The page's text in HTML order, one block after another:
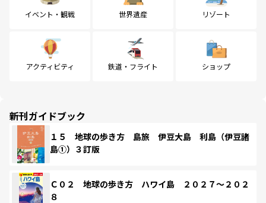
イベント・観戦 世界遺産 リゾート
アクティビティ 鉄道・フライト ショップ
新刊ガイドブック
１５ 地球の歩き方 島旅 伊豆大島 利島（伊豆諸
島①）３訂版
Ｃ０２ 地球の歩き方 ハワイ島 ２０２７～２０２
８